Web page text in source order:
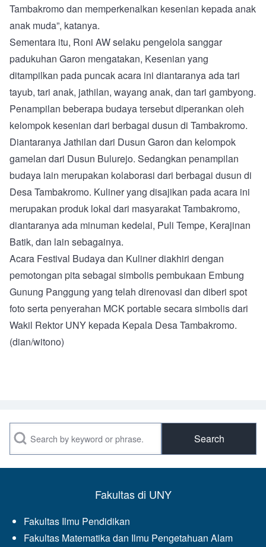
Tambakromo dan memperkenalkan kesenian kepada anak
anak muda”, katanya.
Sementara itu, Roni AW selaku pengelola sanggar
padukuhan Garon mengatakan, Kesenian yang
ditampilkan pada puncak acara ini diantaranya ada tari
tayub, tari anak, jathilan, wayang anak, dan tari gambyong.
Penampilan beberapa budaya tersebut diperankan oleh
kelompok kesenian dari berbagai dusun di Tambakromo.
Diantaranya Jathilan dari Dusun Garon dan kelompok
gamelan dari Dusun Bulurejo. Sedangkan penampilan
budaya lain merupakan kolaborasi dari berbagai dusun di
Desa Tambakromo. Kuliner yang disajikan pada acara ini
merupakan produk lokal dari masyarakat Tambakromo,
diantaranya ada minuman kedelai, Puli Tempe, Kerajinan
Batik, dan lain sebagainya.
Acara Festival Budaya dan Kuliner diakhiri dengan
pemotongan pita sebagai simbolis pembukaan Embung
Gunung Panggung yang telah direnovasi dan diberi spot
foto serta penyerahan MCK portable secara simbolis dari
Wakil Rektor UNY kepada Kepala Desa Tambakromo.
(dian/witono)
Search
Fakultas di UNY
Fakultas Ilmu Pendidikan
Fakultas Matematika dan Ilmu Pengetahuan Alam